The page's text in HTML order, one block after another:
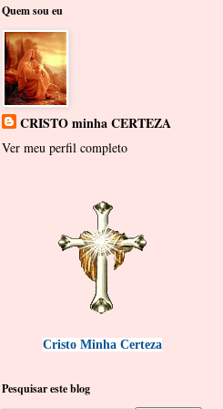
Quem sou eu
CRISTO minha CERTEZA
Ver meu perfil completo
Cristo Minha Certeza
Pesquisar este blog